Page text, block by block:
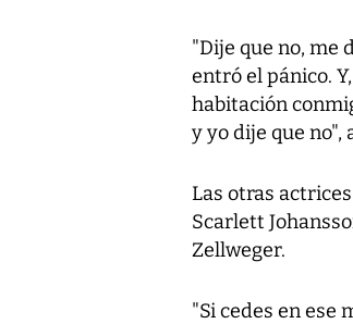
"Dije que no, me
entró el pánico.
habitación
y yo dije que no",
Las otras
Scarlett
Zellweger.
"Si cedes en ese